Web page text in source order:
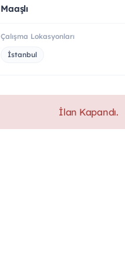
Maaşlı
Çalışma Lokasyonları
İstanbul
İlan Kapandı.